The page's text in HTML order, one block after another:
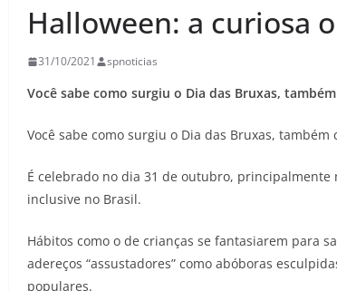
Halloween: a curiosa
31/10/2021 spnoticias
Você sabe como surgiu o Dia das Bruxas,
Você sabe como surgiu o Dia das Bruxas,
É celebrado no dia 31 de outubro, principalmente
inclusive no Brasil.
Hábitos como o de crianças se fantasiarem para
adereços “assustadores” como abóboras
populares.